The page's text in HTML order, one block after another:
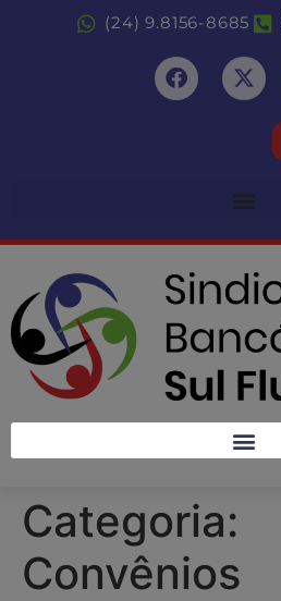
(24) 9.8156-8685
Categoria:
Convênios